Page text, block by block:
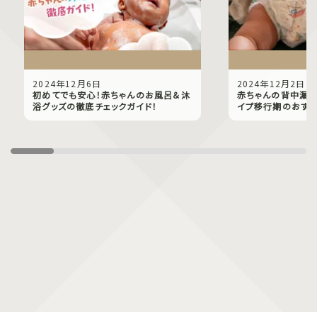
2024年12月6日
初めてでも安心！赤ちゃんのお風呂＆沐
浴グッズの徹底チェックガイド！
2024年12月2日
赤ちゃんの背中漏
イプ移行期のおす